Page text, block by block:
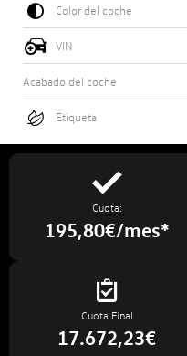
Color del coche
VIN
Acabado del coche
Etiqueta
Cuota:
195,80€/mes*
Cuota Final
17.672,23€